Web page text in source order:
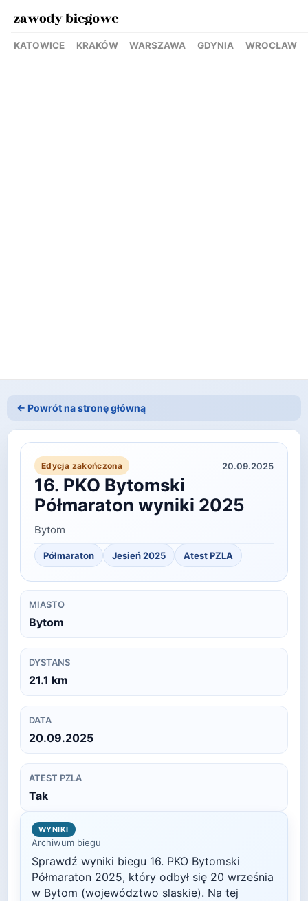
KATOWICE KRAKÓW WARSZAWA GDYNIA WROCŁAW
← Powrót na stronę główną
Edycja zakończona 20.09.2025
16. PKO Bytomski
Półmaraton wyniki 2025
Bytom
Półmaraton Jesień2025 Atest PZLA
MIASTO
Bytom
DYSTANS
21.1 km
DATA
20.09.2025
ATEST PZLA
Tak
WYNIKI
Archiwum biegu
Sprawdź wyniki biegu 16. PKO Bytomski
Półmaraton 2025, który odbył się 20 września
w Bytom (województwo slaskie). Na tej